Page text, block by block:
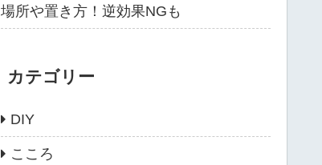
場所や置き方！逆効果NGも
カテゴリー
DIY
こころ